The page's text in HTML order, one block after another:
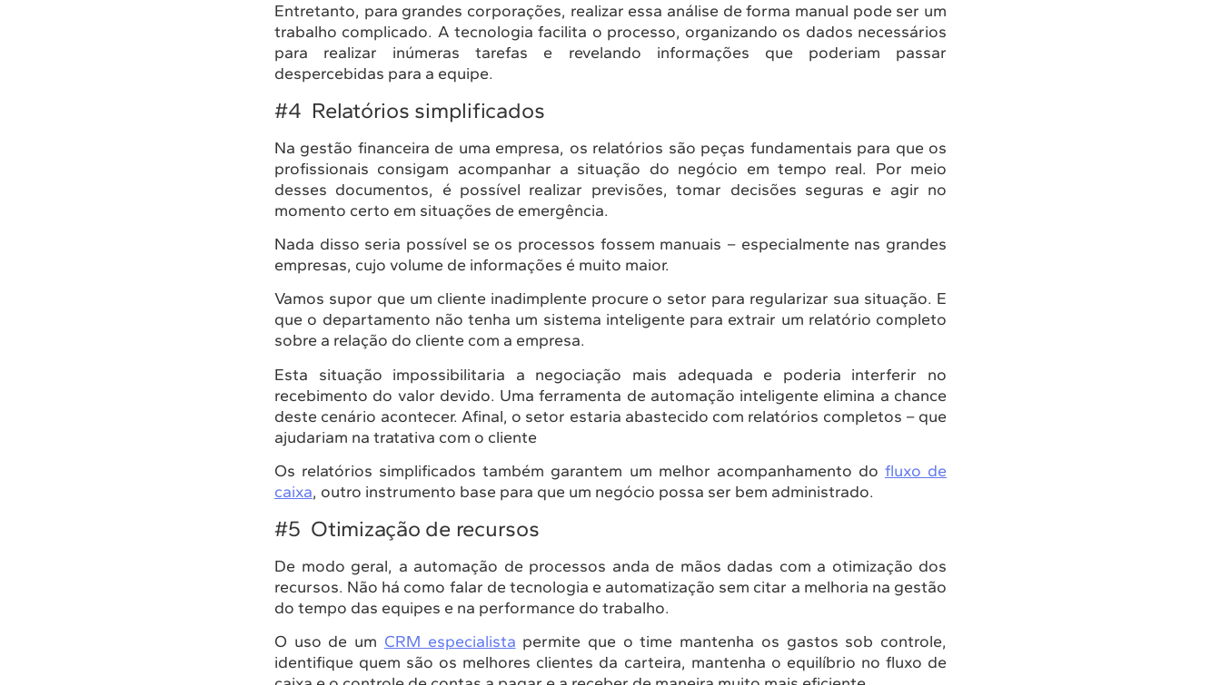
Entretanto, para grandes corporações, realizar essa análise de forma manual pode ser um
trabalho complicado. A tecnologia facilita o processo, organizando os dados necessários
para realizar inúmeras tarefas e revelando informações que poderiam passar
despercebidas para a equipe.
#4 Relatórios simplificados
Na gestão financeira de uma empresa, os relatórios são peças fundamentais para que os
profissionais consigam acompanhar a situação do negócio em tempo real. Por meio
desses documentos, é possível realizar previsões, tomar decisões seguras e agir no
momento certo em situações de emergência.
Nada disso seria possível se os processos fossem manuais – especialmente nas grandes
empresas, cujo volume de informações é muito maior.
Vamos supor que um cliente inadimplente procure o setor para regularizar sua situação. E
que o departamento não tenha um sistema inteligente para extrair um relatório completo
sobre a relação do cliente com a empresa.
Esta situação impossibilitaria a negociação mais adequada e poderia interferir no
recebimento do valor devido. Uma ferramenta de automação inteligente elimina a chance
deste cenário acontecer. Afinal, o setor estaria abastecido com relatórios completos – que
ajudariam na tratativa com o cliente
Os relatórios simplificados também garantem um melhor acompanhamento do fluxo de
caixa, outro instrumento base para que um negócio possa ser bem administrado.
#5 Otimização de recursos
De modo geral, a automação de processos anda de mãos dadas com a otimização dos
recursos. Não há como falar de tecnologia e automatização sem citar a melhoria na gestão
do tempo das equipes e na performance do trabalho.
O uso de um CRM especialista permite que o time mantenha os gastos sob controle,
identifique quem são os melhores clientes da carteira, mantenha o equilíbrio no fluxo de